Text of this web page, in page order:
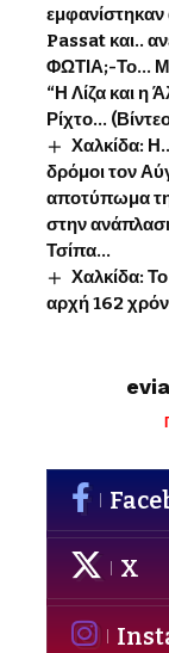
εμφανίστηκαν
Passat και..
ΦΩΤΙΑ;-Το…
“Η Λίζα και η
Ρίχτο…
Χαλκίδα:
δρόμοι τον
αποτύπωμα
στην
Τσίπα…
Χαλκίδα:
αρχή 162
X